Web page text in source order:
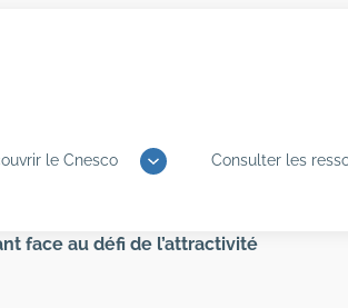
le Cnesco Consulter les
face au défi de l’attractivité